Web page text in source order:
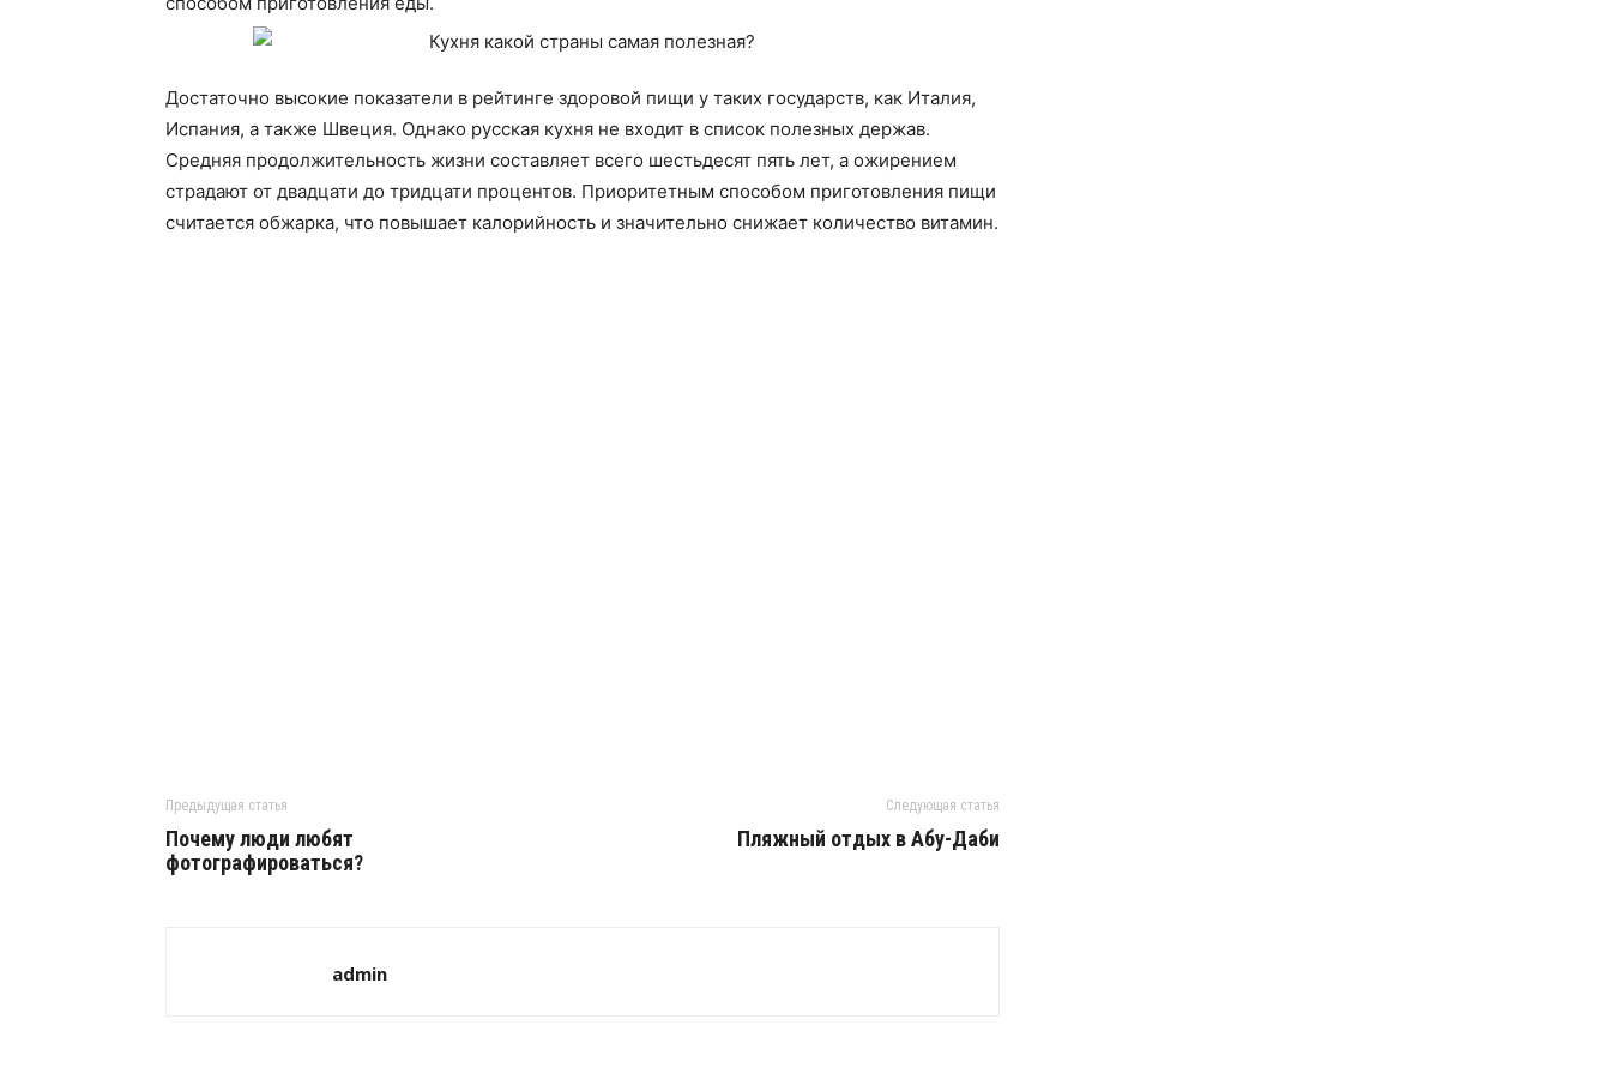
Достаточно высокие показатели в рейтинге здоровой пищи у таких государств, как Италия,
Испания, а также Швеция. Однако русская кухня не входит в список полезных держав.
Средняя продолжительность жизни составляет всего шестьдесят пять лет, а ожирением
страдают от двадцати до тридцати процентов. Приоритетным способом приготовления пищи
считается обжарка, что повышает калорийность и значительно снижает количество витамин.
Предыдущая статья
Почему люди любят
фотографироваться?
Следующая статья
Пляжный отдых в Абу-Даби
admin